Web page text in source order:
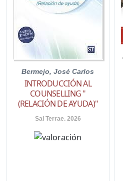
Bermejo, José Carlos
INTRODUCCIÓN AL
COUNSELLING "
(RELACIÓN DE AYUDA)"
Sal Terrae. 2026